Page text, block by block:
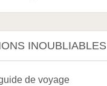
INOUBLIABLES
de voyage